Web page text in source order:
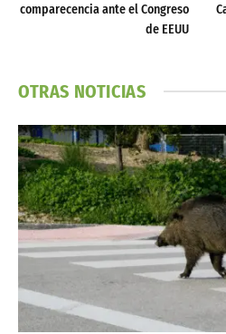
comparecencia ante el Congreso
de EEUU
OTRAS NOTICIAS